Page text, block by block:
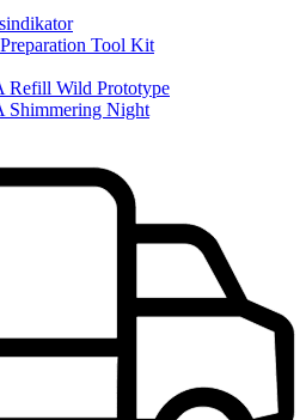
Tool Kit
Refill Wild Prototype
Shimmering Night